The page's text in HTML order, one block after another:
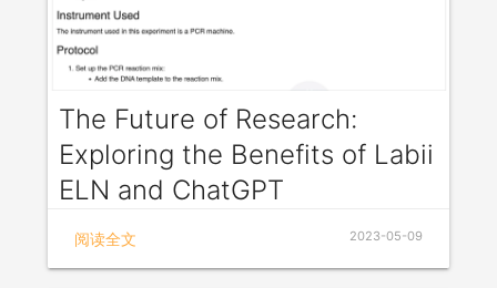
The Future of Research:
Exploring the Benefits of Labii
ELN and ChatGPT
Labii Electronic Lab Notebook (ELN) is a cloud-
based research management tool that helps
scientists, researchers, and academic institutions to
阅读全文 2023-05-09